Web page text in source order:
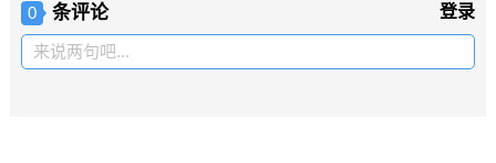
0 条评论 登录
来说两句吧...